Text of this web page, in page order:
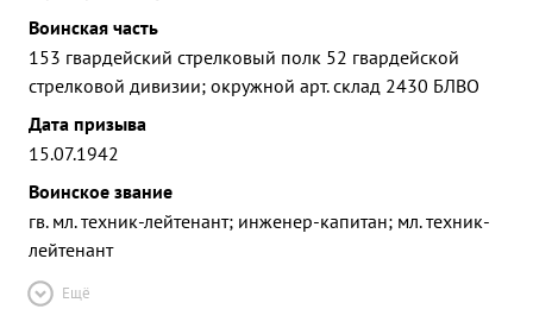
Воинская часть
153 гвардейский стрелковый полк 52 гвардейской
стрелковой дивизии; окружной арт. склад 2430 БЛВО
Дата призыва
15.07.1942
Воинское звание
гв. мл. техник-лейтенант; инженер-капитан; мл. техник-
лейтенант
Ещё